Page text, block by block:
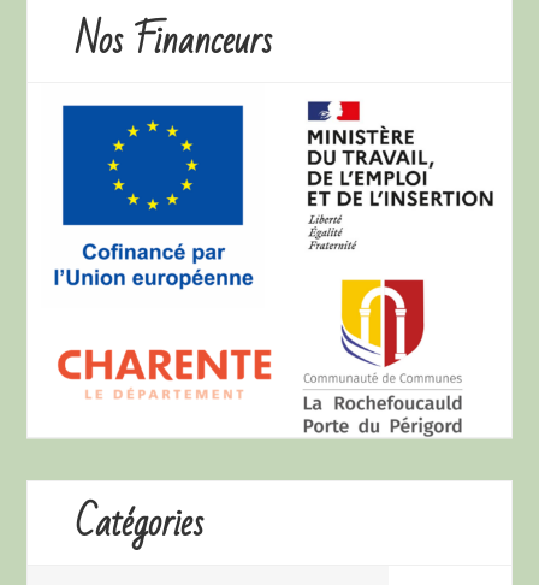
Nos Financeurs
Catégories